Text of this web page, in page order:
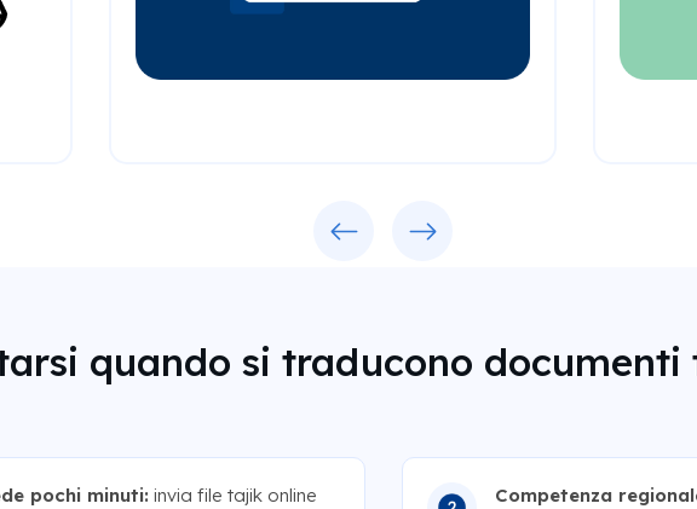
quando si traducono documenti
pochi minuti: invia file tajik online
Competenza